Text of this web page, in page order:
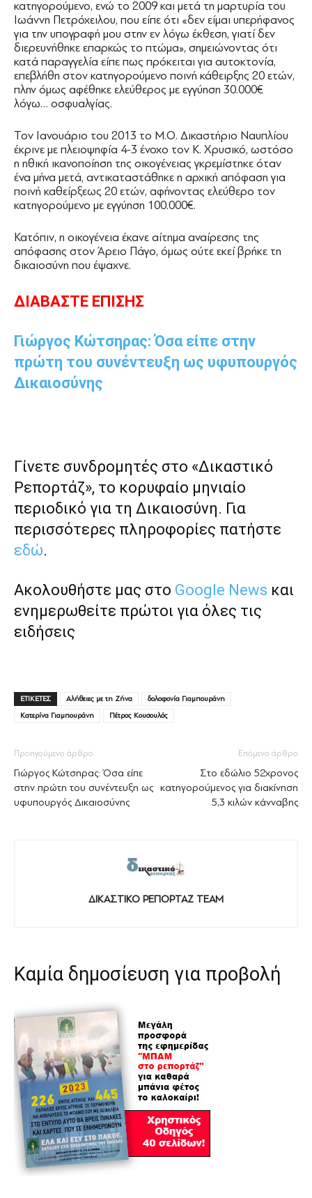
κατηγορούμενο, ενώ το 2009 και μετά τη μαρτυρία του
Ιωάννη Πετρόχειλου, που είπε ότι «δεν είμαι υπερήφανος
για την υπογραφή μου στην εν λόγω έκθεση, γιατί δεν
διερευνήθηκε επαρκώς το πτώμα», σημειώνοντας ότι
κατά παραγγελία είπε πως πρόκειται για αυτοκτονία,
επεβλήθη στον κατηγορούμενο ποινή κάθειρξης 20 ετών,
πλην όμως αφέθηκε ελεύθερος με εγγύηση 30.000€
λόγω… οσφυαλγίας.
Τον Ιανουάριο του 2013 το Μ.Ο. Δικαστήριο Ναυπλίου
έκρινε με πλειοψηφία 4-3 ένοχο τον Κ. Χρυσικό, ωστόσο
η ηθική ικανοποίηση της οικογένειας γκρεμίστηκε όταν
ένα μήνα μετά, αντικαταστάθηκε η αρχική απόφαση για
ποινή καθείρξεως 20 ετών, αφήνοντας ελεύθερο τον
κατηγορούμενο με εγγύηση 100.000€.
Κατόπιν, η οικογένεια έκανε αίτημα αναίρεσης της
απόφασης στον Άρειο Πάγο, όμως ούτε εκεί βρήκε τη
δικαιοσύνη που έψαχνε.
ΔΙΑΒΑΣΤΕ ΕΠΙΣΗΣ
Γιώργος Κώτσηρας: Όσα είπε στην
πρώτη του συνέντευξη ως υφυπουργός
Δικαιοσύνης
Γίνετε συνδρομητές στο «Δικαστικό
Ρεπορτάζ», το κορυφαίο μηνιαίο
περιοδικό για τη Δικαιοσύνη. Για
περισσότερες πληροφορίες πατήστε
εδώ.
Ακολουθήστε μας στο Google News και
ενημερωθείτε πρώτοι για όλες τις
ειδήσεις
ΕΤΙΚΕΤΕΣ Αλήθειες με τη Ζήνα
δολοφονία Γιαμπουράνη
Κατερίνα Γιαμπουράνη
Πέτρος Κουσουλός
Προηγούμενο άρθρο
Γιώργος Κώτσηρας: Όσα είπε
στην πρώτη του συνέντευξη ως
υφυπουργός Δικαιοσύνης
Επόμενο άρθρο
Στο εδώλιο 52χρονος
κατηγορούμενος για διακίνηση
5,3 κιλών κάνναβης
ΔΙΚΑΣΤΙΚΟ ΡΕΠΟΡΤΑΖ TEAM
Καμία δημοσίευση για προβολή